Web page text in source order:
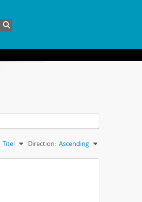
Titel Direction: Ascending